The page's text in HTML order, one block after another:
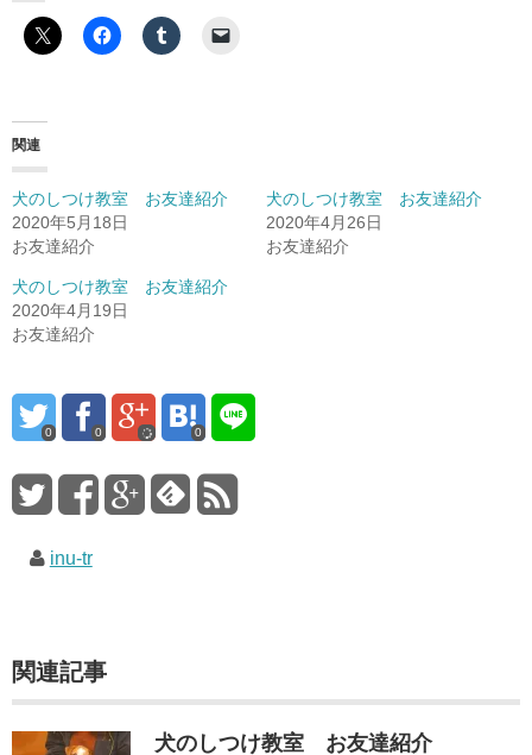
関連
犬のしつけ教室 お友達紹介
2020年5月18日
お友達紹介
犬のしつけ教室 お友達紹介
2020年4月26日
お友達紹介
犬のしつけ教室 お友達紹介
2020年4月19日
お友達紹介
0 0 0
inu-tr
関連記事
犬のしつけ教室 お友達紹介